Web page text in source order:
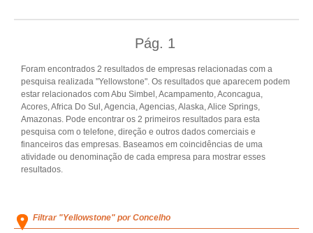
Pág. 1
Foram encontrados 2 resultados de empresas relacionadas com a
pesquisa realizada "Yellowstone". Os resultados que aparecem podem
estar relacionados com Abu Simbel, Acampamento, Aconcagua,
Acores, Africa Do Sul, Agencia, Agencias, Alaska, Alice Springs,
Amazonas. Pode encontrar os 2 primeiros resultados para esta
pesquisa com o telefone, direção e outros dados comerciais e
financeiros das empresas. Baseamos em coincidências de uma
atividade ou denominação de cada empresa para mostrar esses
resultados.
Filtrar "Yellowstone" por Concelho